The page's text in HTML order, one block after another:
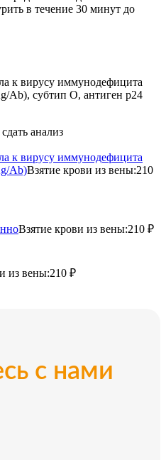
в течение 30 минут до
к вирусу иммунодефицита
Ab), субтип О, антиген р24
анализ
к вирусу иммунодефицита
Ab)Взятие крови из вены:210
Взятие крови из вены:210 ₽
из вены:210 ₽
с нами